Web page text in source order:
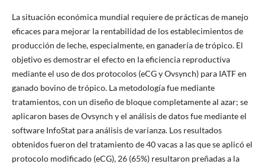
La situación económica mundial requiere de prácticas de manejo
eficaces para mejorar la rentabilidad de los establecimientos de
producción de leche, especialmente, en ganadería de trópico. El
objetivo es demostrar el efecto en la eficiencia reproductiva
mediante el uso de dos protocolos (eCG y Ovsynch) para IATF en
ganado bovino de trópico. La metodología fue mediante
tratamientos, con un diseño de bloque completamente al azar; se
aplicaron bases de Ovsynch y el análisis de datos fue mediante el
software InfoStat para análisis de varianza. Los resultados
obtenidos fueron del tratamiento de 40 vacas a las que se aplicó el
protocolo modificado (eCG), 26 (65%) resultaron preñadas a la